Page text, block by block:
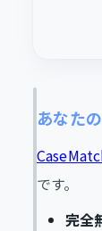
あなた
です。
完全